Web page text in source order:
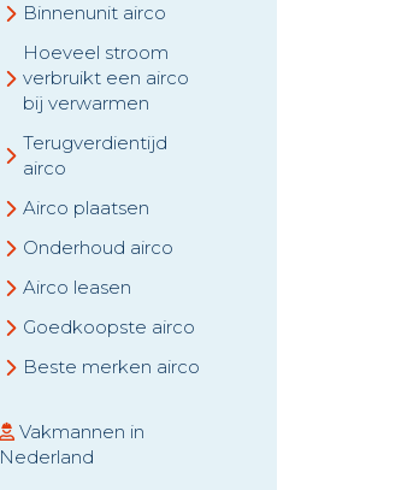
Binnenunit airco
Hoeveel stroom
verbruikt een airco
bij verwarmen
Terugverdientijd
airco
Airco plaatsen
Onderhoud airco
Airco leasen
Goedkoopste airco
Beste merken airco
Vakmannen in
Nederland